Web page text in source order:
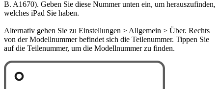
B. A1670). Geben Sie diese Nummer unten ein, um herauszufinden,
welches iPad Sie haben.
Alternativ gehen Sie zu Einstellungen > Allgemein > Über. Rechts
von der Modellnummer befindet sich die Teilenummer. Tippen Sie
auf die Teilenummer, um die Modellnummer zu finden.